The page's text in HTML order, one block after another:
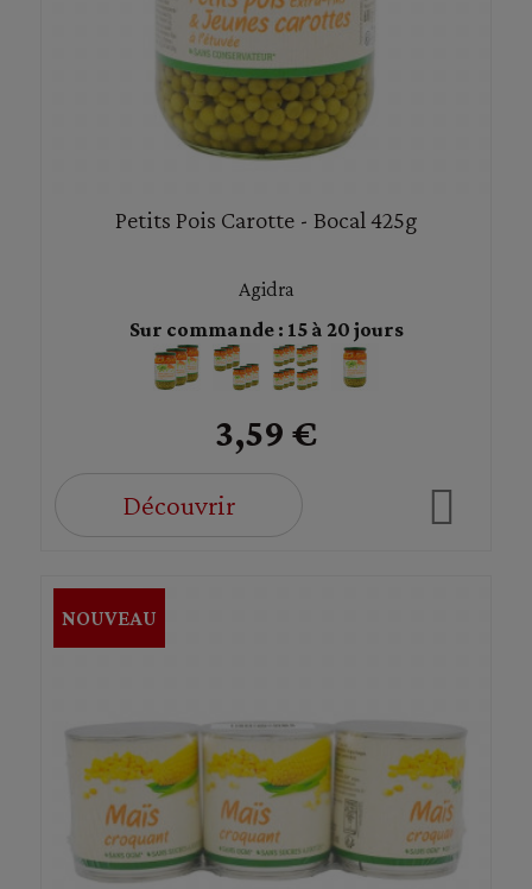
Petits Pois Carotte - Bocal 425g
Agidra
Sur commande : 15 à 20 jours
3,59 €
Découvrir
NOUVEAU